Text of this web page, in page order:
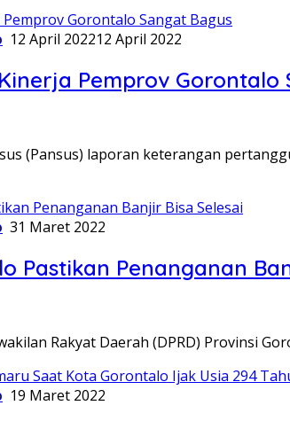
12 April 202212 April 2022
Pemprov Gorontalo
(Pansus) laporan keterangan
31 Maret 2022
Pastikan Penanganan
Rakyat Daerah (DPRD) Provinsi
19 Maret 2022